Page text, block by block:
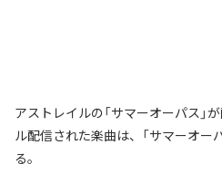
アストレイルの「サマーオーパス」
ル配信された楽曲は、「サマーオー
る。